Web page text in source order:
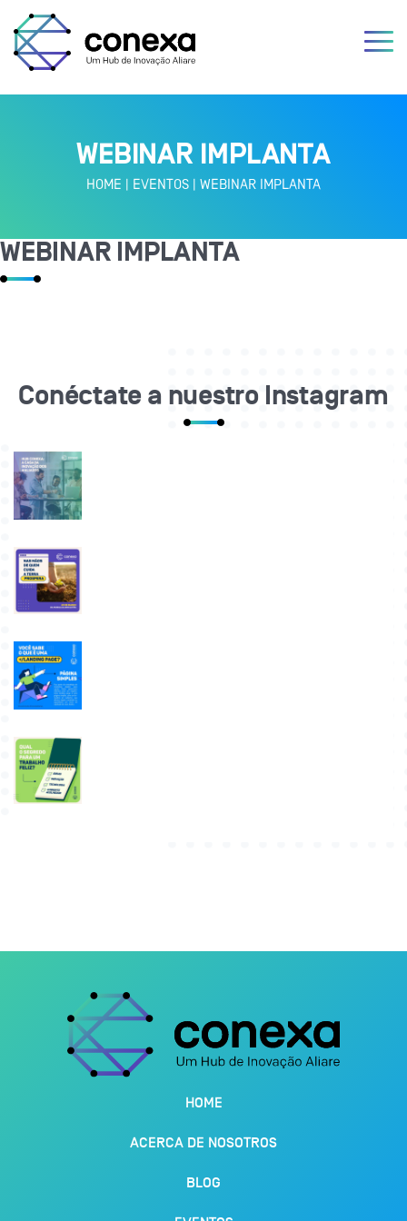
WEBINAR IMPLANTA
HOME | EVENTOS | WEBINAR IMPLANTA
WEBINAR IMPLANTA
Conéctate a nuestro Instagram
HOME
ACERCA DE NOSOTROS
BLOG